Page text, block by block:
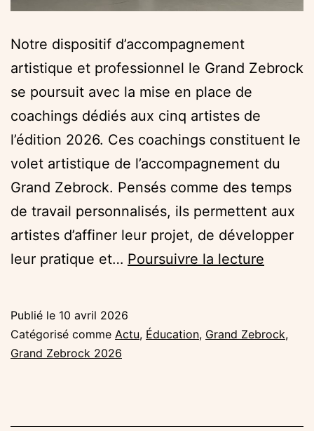
Notre dispositif d’accompagnement
artistique et professionnel le Grand Zebrock
se poursuit avec la mise en place de
coachings dédiés aux cinq artistes de
l’édition 2026. Ces coachings constituent le
volet artistique de l’accompagnement du
Grand Zebrock. Pensés comme des temps
de travail personnalisés, ils permettent aux
artistes d’affiner leur projet, de développer
leur pratique et… Poursuivre la lecture
:
Publié le 10 avril 2026
Catégorisé comme Actu, Éducation, Grand Zebrock,
Grand Zebrock 2026